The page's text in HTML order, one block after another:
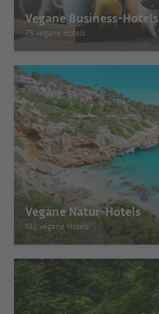
Vegane Business-Hotels
75 vegane Hotels
Vegane Natur-Hotels
182 vegane Hotels